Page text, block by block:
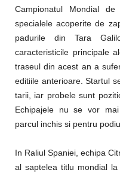
Campionatul Mondial
specialele acoperite de
padurile din Tara
caracteristicile principale
traseul din acest an a
editiile anterioare. Startul
tarii, iar probele sunt
Echipajele nu se vor
parcul inchis si pentru
In Raliul Spaniei, echipa
al saptelea titlu mondial